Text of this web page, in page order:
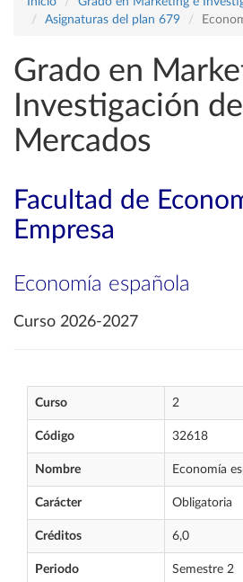
Asignaturas del plan 679
Grado en
Investigación de
Mercados
Facultad de
Empresa
Economía española
Curso 2026-2027
Curso 2
Código 32618
Nombre Economía
Carácter Obligatoria
Créditos 6,0
Periodo Semestre 2